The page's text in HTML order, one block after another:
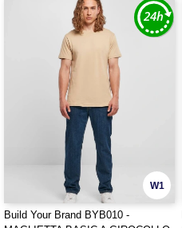
W1
Build Your Brand BYB010 -